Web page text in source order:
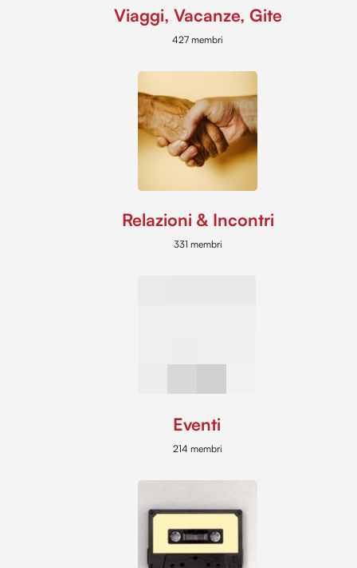
Viaggi, Vacanze, Gite
427 membri
Relazioni & Incontri
331 membri
Eventi
214 membri